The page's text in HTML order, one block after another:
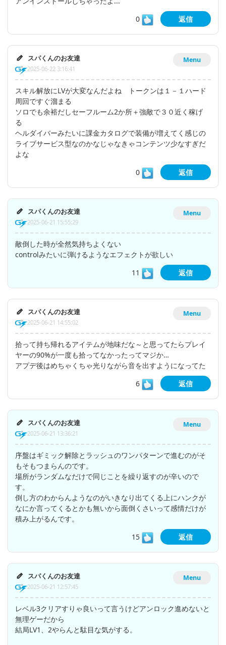
0
返信
Menu
スパくんのお友達
2025-06-22 3:16:41
スキル解放にLVが大変なんだよね トークンは１－１ハード
周回ですぐ溜まる
ソロでも余裕だしセーフルーム2か所＋強敵で３０近く稼げ
る
ヘルダイバーみたいに課金カタログで装備が増えてく感じの
ライブサービス型なのかなじゃなきゃコンテンツ少なすぎだ
よな
0
返信
Menu
スパくんのお友達
2025-06-21 15:55:29
敵倒した時が全然気持ちよくない
controlみたいに弾けるようなエフェクトが欲しい
11
返信
Menu
スパくんのお友達
2025-06-21 14:55:02
拾って持ち帰れるアイテムが地味だな～と思ってたらプレイ
ヤーの90%が一度も拾ってなかったってマジか…
アプデ後はめちゃくちゃ光りながら音を出すようになってた
6
返信
Menu
スパくんのお友達
2025-06-21 13:36:21
序盤はギミック解除とラッシュのワンパターンで進むのがそ
もそもつまらんのです。
場所がランダムなだけで同じことを繰り返すのが辛いので
す。
倒し方のわからんようなのがいきなり出てくる上にハンクが
なにか言ってくるとかも無いから面倒くさいって感情だけが
積み上がるんです。
15
返信
Menu
スパくんのお友達
2025-06-21 12:57:45
レベル3クリアすりゃ良いって言うけどアンロック進めないと
無理ゲーだから
結局LV1、2やらんと駄目な気がする。